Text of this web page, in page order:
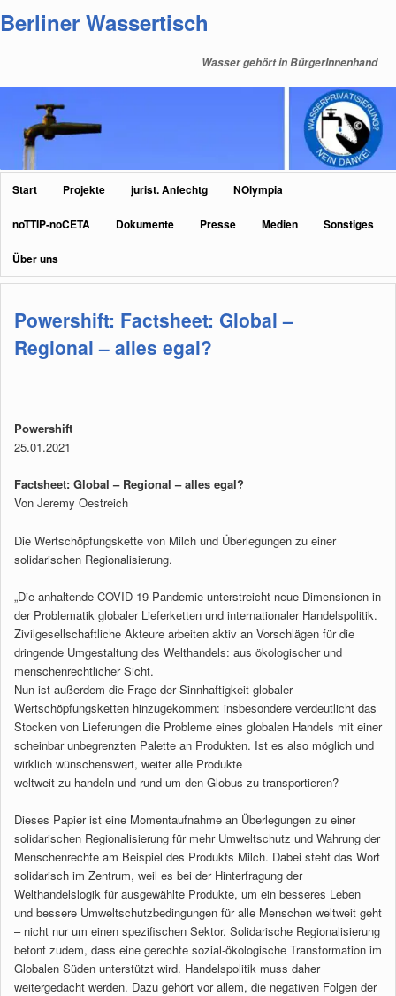
primären
sekundären
Berliner Wassertisch
Wasser gehört in BürgerInnenhand
Hauptmenü
Start Projekte jurist. Anfechtg NOlympia
noTTIP-noCETA Dokumente Presse Medien Sonstiges
Über uns
Powershift: Factsheet: Global –
Regional – alles egal?
Powershift
25.01.2021
Factsheet: Global – Regional – alles egal?
Von Jeremy Oestreich
Die Wertschöpfungskette von Milch und ­Überlegungen zu einer
solidarischen Regionalisierung.
„Die anhaltende COVID-19-Pandemie unterstreicht neue Dimensionen in
der Problematik globaler Lieferketten und internationaler Handelspolitik.
Zivilgesellschaftliche Akteure arbeiten aktiv an Vorschlägen für die
dringende Umgestaltung des Welthandels: aus ökologischer und
menschenrechtlicher Sicht.
Nun ist außerdem die Frage der Sinnhaftigkeit globaler
Wertschöpfungsketten hinzugekommen: insbesondere verdeutlicht das
Stocken von Lieferungen die Probleme eines globalen Handels mit einer
scheinbar unbegrenzten Palette an Produkten. Ist es also möglich und
wirklich wünschenswert, weiter alle Produkte
weltweit zu handeln und rund um den Globus zu transportieren?
Dieses Papier ist eine Momentaufnahme an Überlegungen zu einer
solidarischen Regionalisierung für mehr Umweltschutz und Wahrung der
Menschenrechte am Beispiel des Produkts Milch. Dabei steht das Wort
solidarisch im Zentrum, weil es bei der Hinterfragung der
Welthandelslogik für ausgewählte Produkte, um ein besseres Leben
und bessere Umweltschutzbedingungen für alle Menschen weltweit geht
– nicht nur um einen spezifischen Sektor. Solidarische Regionalisierung
betont zudem, dass eine gerechte sozial-ökologische Transformation im
Globalen Süden unterstützt wird. Handels­politik muss daher
weitergedacht werden. Dazu gehört vor allem, die negativen Folgen der